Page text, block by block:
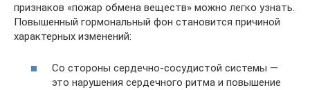
признаков «пожар обмена веществ» можно легко узнать.
Повышенный гормональный фон становится причиной
характерных изменений:
Со стороны сердечно-сосудистой системы —
это нарушения сердечного ритма и повышение